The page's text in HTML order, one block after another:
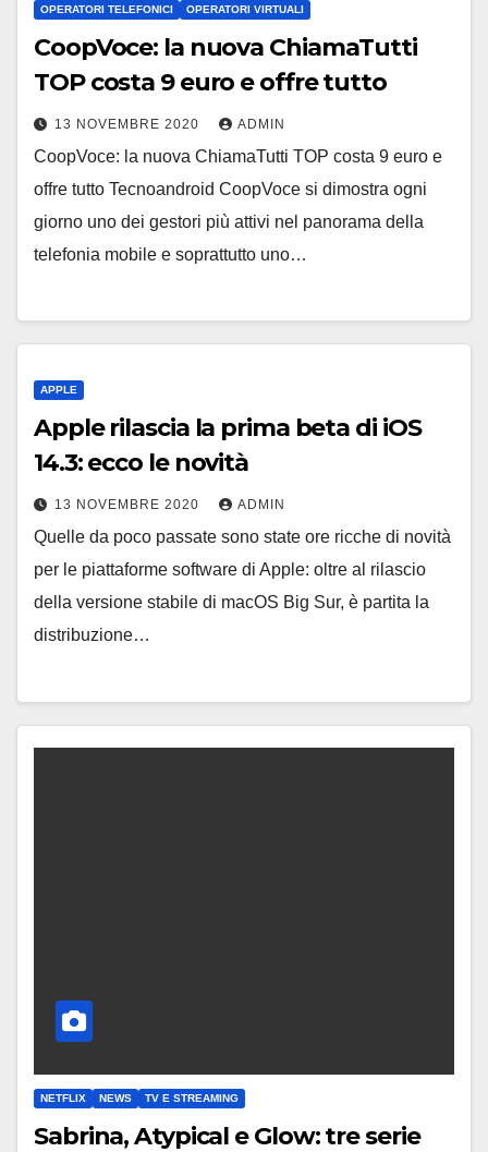
OPERATORI TELEFONICI OPERATORI VIRTUALI
CoopVoce: la nuova ChiamaTutti
TOP costa 9 euro e offre tutto
13 NOVEMBRE 2020 ADMIN
CoopVoce: la nuova ChiamaTutti TOP costa 9 euro e
offre tutto Tecnoandroid CoopVoce si dimostra ogni
giorno uno dei gestori più attivi nel panorama della
telefonia mobile e soprattutto uno…
APPLE
Apple rilascia la prima beta di iOS
14.3: ecco le novità
13 NOVEMBRE 2020 ADMIN
Quelle da poco passate sono state ore ricche di novità
per le piattaforme software di Apple: oltre al rilascio
della versione stabile di macOS Big Sur, è partita la
distribuzione…
NETFLIX NEWS TV E STREAMING
Sabrina, Atypical e Glow: tre serie